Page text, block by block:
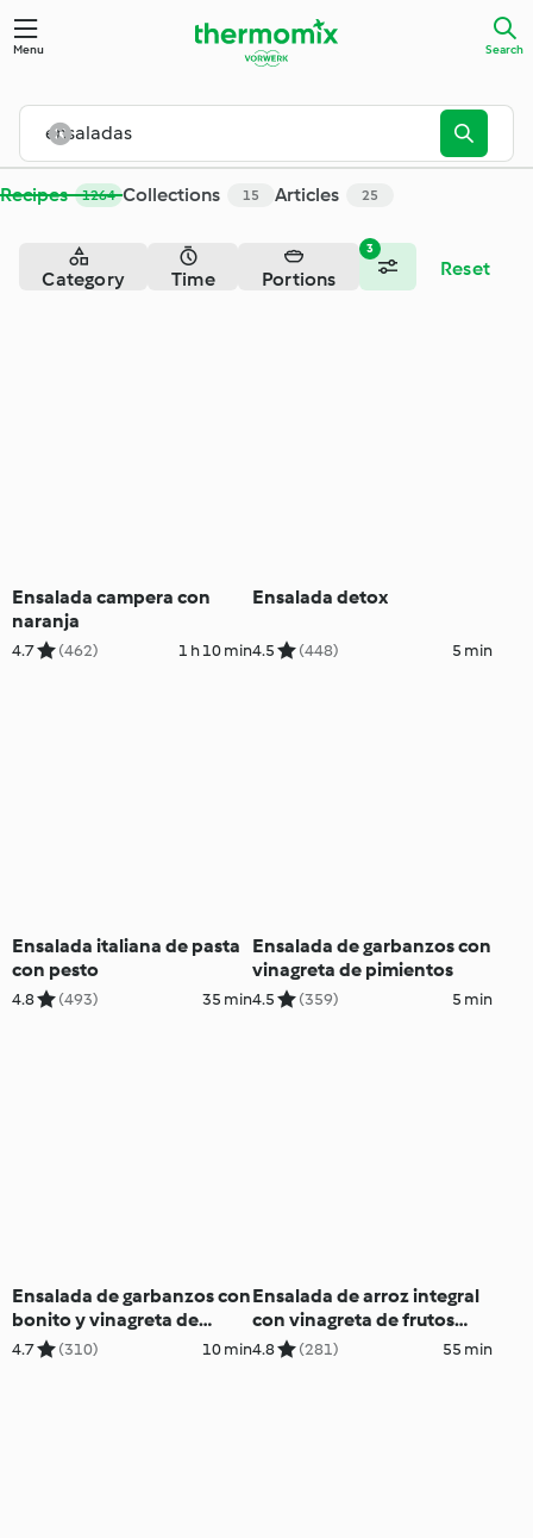
Menu Search
Recipes 1264 Collections 15 Articles 25
3
Category Time Portions Reset
Ensalada campera con
naranja
4.7 (462) 1 h 10 min
Ensalada detox
4.5 (448) 5 min
Ensalada italiana de pasta
con pesto
4.8 (493) 35 min
Ensalada de garbanzos con
vinagreta de pimientos
4.5 (359) 5 min
Ensalada de garbanzos con
bonito y vinagreta de
pimiento rojo
4.7 (310) 10 min
Ensalada de arroz integral
con vinagreta de frutos
secos
4.8 (281) 55 min
Search - Cookidoo® – the official Thermomix® recipe